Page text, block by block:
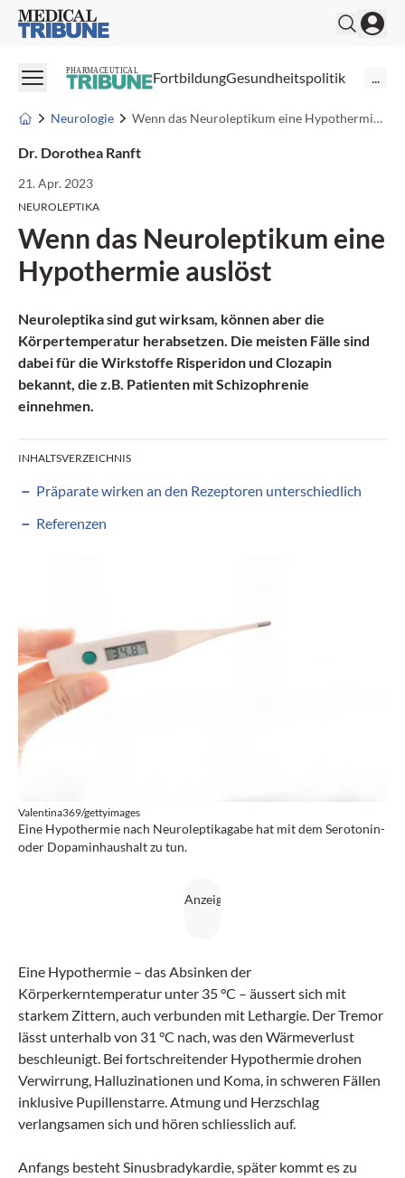
Medical Tribune
PHARMACEUTICAL FortbildungGesundheitspolitik ...
Neurologie Wenn das Neuroleptikum eine Hypothermie auslöst
Dr. Dorothea Ranft
21. Apr. 2023
NEUROLEPTIKA
Wenn das Neuroleptikum eine
Hypothermie auslöst
Neuroleptika sind gut wirksam, können aber die
Körpertemperatur herabsetzen. Die meisten Fälle sind
dabei für die Wirkstoffe Risperidon und Clozapin
bekannt, die z.B. Patienten mit Schizophrenie
einnehmen.
INHALTSVERZEICHNIS
Präparate wirken an den Rezeptoren unterschiedlich
Referenzen
Valentina369/gettyimages
Eine Hypothermie nach Neuroleptikagabe hat mit dem Serotonin-
oder Dopaminhaushalt zu tun.
Eine Hypothermie – das Absinken der
Körperkerntemperatur unter 35 °C – äussert sich mit
starkem Zittern, auch verbunden mit Lethargie. Der Tremor
lässt unterhalb von 31 °C nach, was den Wärmeverlust
beschleunigt. Bei fortschreitender Hypothermie drohen
Verwirrung, Halluzinationen und Koma, in schweren Fällen
inklusive Pupillenstarre. Atmung und Herzschlag
verlangsamen sich und hören schliesslich auf.
Anfangs besteht Sinusbradykardie, später kommt es zu